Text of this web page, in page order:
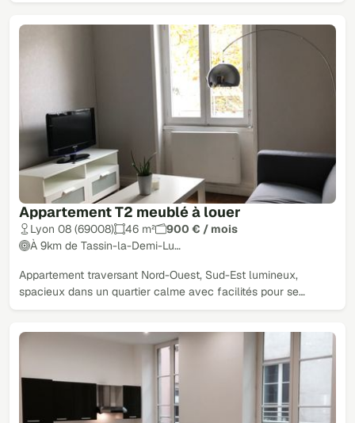
Appartement T2 meublé à louer
Lyon 08 (69008) 46 m²
900 € / mois
À 9km de Tassin-la-Demi-Lu…
Appartement traversant Nord-Ouest, Sud-Est lumineux,
spacieux dans un quartier calme avec facilités pour se…